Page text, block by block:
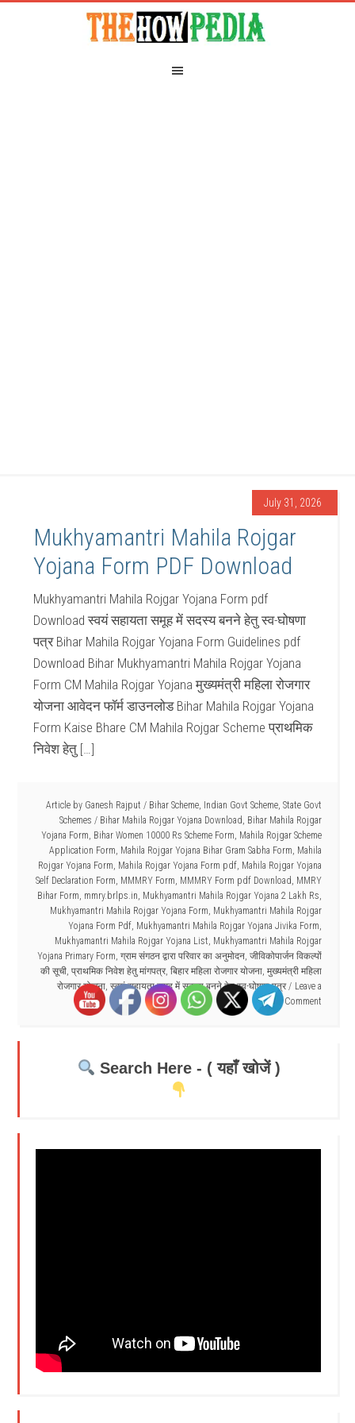
July 31, 2026
Mukhyamantri Mahila Rojgar
Yojana Form PDF Download
Mukhyamantri Mahila Rojgar Yojana Form pdf
Download स्वयं सहायता समूह में सदस्य बनने हेतु स्व-घोषणा
पत्र Bihar Mahila Rojgar Yojana Form Guidelines pdf
Download Bihar Mukhyamantri Mahila Rojgar Yojana
Form CM Mahila Rojgar Yojana मुख्यमंत्री महिला रोजगार
योजना आवेदन फॉर्म डाउनलोड Bihar Mahila Rojgar Yojana
Form Kaise Bhare CM Mahila Rojgar Scheme प्राथमिक
निवेश हेतु […]
Article by Ganesh Rajput / Bihar Scheme, Indian Govt Scheme, State Govt
Schemes / Bihar Mahila Rojgar Yojana Download, Bihar Mahila Rojgar
Yojana Form, Bihar Women 10000 Rs Scheme Form, Mahila Rojgar Scheme
Application Form, Mahila Rojgar Yojana Bihar Gram Sabha Form, Mahila
Rojgar Yojana Form, Mahila Rojgar Yojana Form pdf, Mahila Rojgar Yojana
Self Declaration Form, MMMRY Form, MMMRY Form pdf Download, MMRY
Bihar Form, mmry.brlps.in, Mukhyamantri Mahila Rojgar Yojana 2 Lakh Rs,
Mukhyamantri Mahila Rojgar Yojana Form, Mukhyamantri Mahila Rojgar
Yojana Form Pdf, Mukhyamantri Mahila Rojgar Yojana Jivika Form,
Mukhyamantri Mahila Rojgar Yojana List, Mukhyamantri Mahila Rojgar
Yojana Primary Form, ग्राम संगठन द्वारा परिवार का अनुमोदन, जीविकोपार्जन विकल्पों
की सूची, प्राथमिक निवेश हेतु मांगपत्र, बिहार महिला रोजगार योजना, मुख्यमंत्री महिला
रोजगार योजना, स्वयं सहायता समूह में सदस्य बनने हेतु स्व-घोषणा पत्र
Leave a
Comment
Search Here - ( यहाँ खोजें )